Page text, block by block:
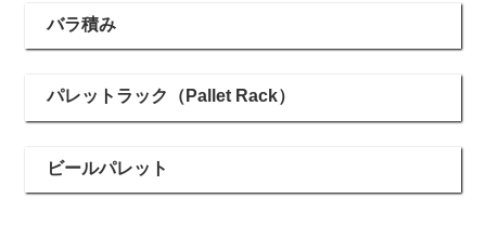
バラ積み
パレットラック（Pallet Rack）
ビールパレット